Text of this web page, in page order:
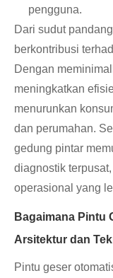
pengguna.
Dari sudut
berkontribusi
Dengan
meningkatkan
menurunkan
dan perumahan.
gedung pintar
diagnostik
operasional yang
Bagaimana Pintu
Arsitektur dan
Pintu geser